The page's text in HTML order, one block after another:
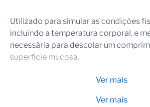
Utilizado para simular as condições
incluindo a temperatura corporal, e
necessária para descolar um
superfície mucosa.
Ver mais
Ver mais